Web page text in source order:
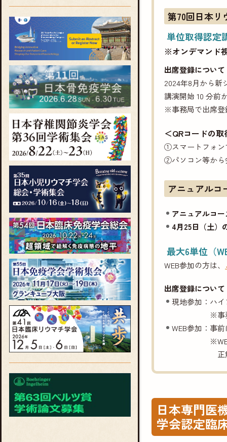
第70回日本リ
単位取得認定
※オンデマンド
出席登録について
2024年8月から新
講演開始 10 分前
※事務局で出席登
＜QRコードの
①スマートフォン
②パソコン等から
アニュアルコ
アニュアルコ
4月25日（土）
最大6単位（
WEB参加の方は、
出席登録について
現地参加：ハ
※事
WEB参加：事
日本専門医
学会認定臨